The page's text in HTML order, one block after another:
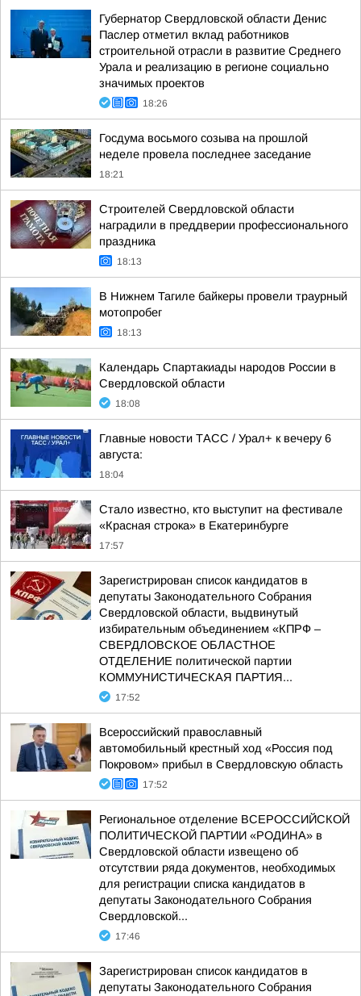
Губернатор Свердловской области Денис
Паслер отметил вклад работников
строительной отрасли в развитие Среднего
Урала и реализацию в регионе социально
значимых проектов
18:26
Госдума восьмого созыва на прошлой
неделе провела последнее заседание
18:21
Строителей Свердловской области
наградили в преддверии профессионального
праздника
18:13
В Нижнем Тагиле байкеры провели траурный
мотопробег
18:13
Календарь Спартакиады народов России в
Свердловской области
18:08
Главные новости ТАСС / Урал+ к вечеру 6
августа:
18:04
Стало известно, кто выступит на фестивале
«Красная строка» в Екатеринбурге
17:57
Зарегистрирован список кандидатов в
депутаты Законодательного Собрания
Свердловской области, выдвинутый
избирательным объединением «КПРФ –
СВЕРДЛОВСКОЕ ОБЛАСТНОЕ
ОТДЕЛЕНИЕ политической партии
КОММУНИСТИЧЕСКАЯ ПАРТИЯ...
17:52
Всероссийский православный
автомобильный крестный ход «Россия под
Покровом» прибыл в Свердловскую область
17:52
Региональное отделение ВСЕРОССИЙСКОЙ
ПОЛИТИЧЕСКОЙ ПАРТИИ «РОДИНА» в
Свердловской области извещено об
отсутствии ряда документов, необходимых
для регистрации списка кандидатов в
депутаты Законодательного Собрания
Свердловской...
17:46
Зарегистрирован список кандидатов в
депутаты Законодательного Собрания